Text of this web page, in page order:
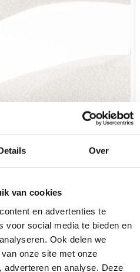
en advertenties te
social media te bieden en
Ook delen we
onze site met onze
en analyse. Deze